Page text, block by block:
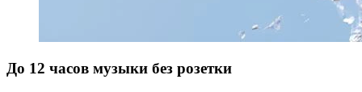
До 12 часов музыки без розетки